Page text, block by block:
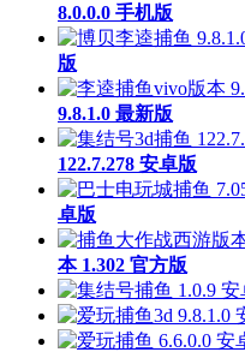
8.0.0.0 手机版
版
9.8.1.0 最新版
122.7.278 安卓版
卓版
本 1.302 官方版